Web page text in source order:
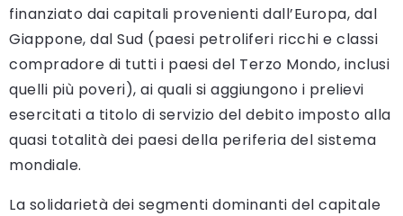
finanziato dai capitali provenienti dall’Europa, dal
Giappone, dal Sud (paesi petroliferi ricchi e classi
compradore di tutti i paesi del Terzo Mondo, inclusi
quelli più poveri), ai quali si aggiungono i prelievi
esercitati a titolo di servizio del debito imposto alla
quasi totalità dei paesi della periferia del sistema
mondiale.
La solidarietà dei segmenti dominanti del capitale